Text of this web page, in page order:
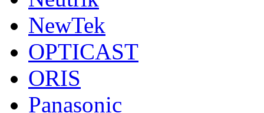
NewTek
OPTICAST
ORIS
Panasonic